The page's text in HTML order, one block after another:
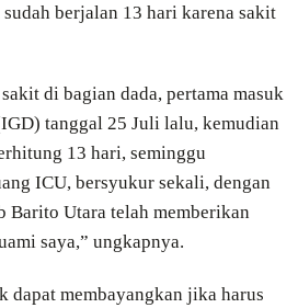
berjalan 13 hari karena sakit
di bagian dada, pertama masuk
tanggal 25 Juli lalu, kemudian
13 hari, seminggu
ICU, bersyukur sekali, dengan
Barito Utara telah memberikan
saya,” ungkapnya.
dapat membayangkan jika harus